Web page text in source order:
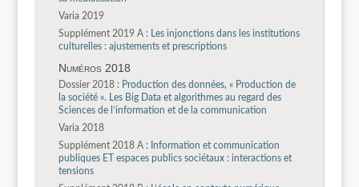
Varia 2019
Supplément 2019 A : Les injonctions dans les institutions
culturelles : ajustements et prescriptions
Numéros 2018
Dossier 2018 : Production des données, « Production de
la société ». Les Big Data et algorithmes au regard des
Sciences de l’information et de la communication
Varia 2018
Supplément 2018 A : Information et communication
publiques ET espaces publics sociétaux : interactions et
tensions